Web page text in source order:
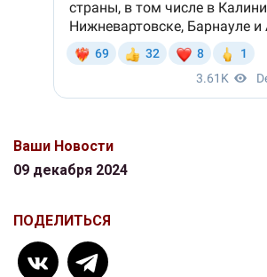
Ваши Новости
09 декабря 2024
ПОДЕЛИТЬСЯ